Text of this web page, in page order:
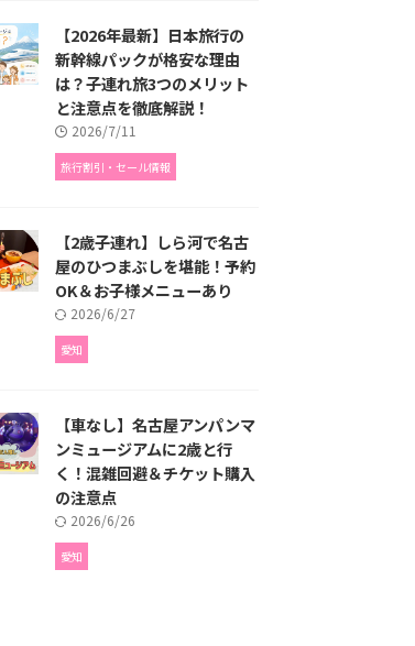
【2026年最新】日本旅行の
新幹線パックが格安な理由
は？子連れ旅3つのメリット
と注意点を徹底解説！
2026/7/11
旅行割引・セール情報
【2歳子連れ】しら河で名古
屋のひつまぶしを堪能！予約
OK＆お子様メニューあり
2026/6/27
愛知
【車なし】名古屋アンパンマ
ンミュージアムに2歳と行
く！混雑回避＆チケット購入
の注意点
2026/6/26
愛知